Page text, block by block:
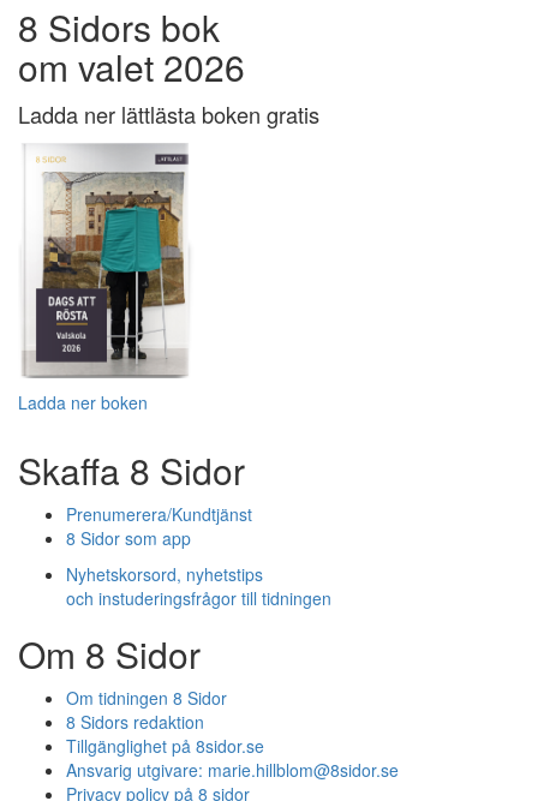
8 Sidors bok
om valet 2026
Ladda ner lättlästa boken gratis
Ladda ner boken
Skaffa 8 Sidor
Prenumerera/Kundtjänst
8 Sidor som app
Nyhetskorsord, nyhetstips
och instuderingsfrågor till tidningen
Om 8 Sidor
Om tidningen 8 Sidor
8 Sidors redaktion
Tillgänglighet på 8sidor.se
Ansvarig utgivare: marie.hillblom@8sidor.se
Privacy policy på 8 sidor